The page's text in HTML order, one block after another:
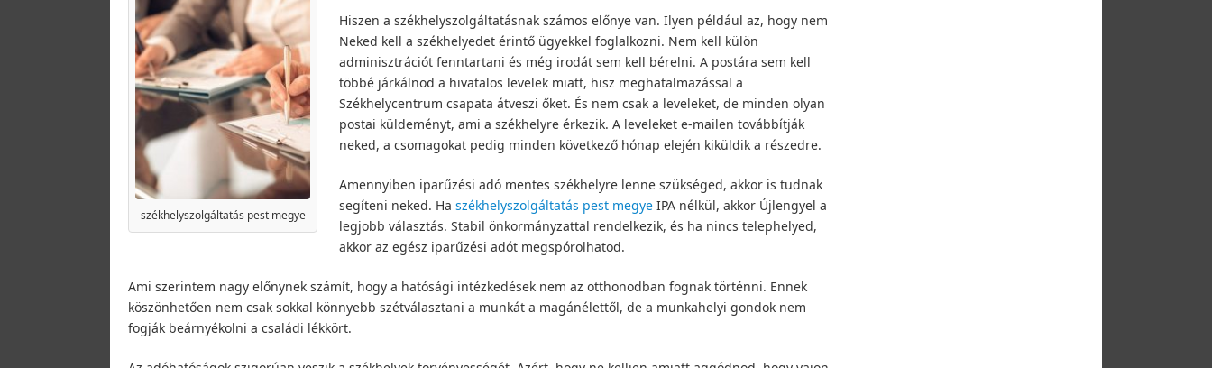
székhelyszolgáltatás pest megye
Hiszen a székhelyszolgáltatásnak számos előnye van. Ilyen például az, hogy nem
Neked kell a székhelyedet érintő ügyekkel foglalkozni. Nem kell külön
adminisztrációt fenntartani és még irodát sem kell bérelni. A postára sem kell
többé járkálnod a hivatalos levelek miatt, hisz meghatalmazással a
Székhelycentrum csapata átveszi őket. És nem csak a leveleket, de minden olyan
postai küldeményt, ami a székhelyre érkezik. A leveleket e-mailen továbbítják
neked, a csomagokat pedig minden következő hónap elején kiküldik a részedre.
Amennyiben iparűzési adó mentes székhelyre lenne szükséged, akkor is tudnak
segíteni neked. Ha székhelyszolgáltatás pest megye IPA nélkül, akkor Újlengyel a
legjobb választás. Stabil önkormányzattal rendelkezik, és ha nincs telephelyed,
akkor az egész iparűzési adót megspórolhatod.
Ami szerintem nagy előnynek számít, hogy a hatósági intézkedések nem az otthonodban fognak történni. Ennek
köszönhetően nem csak sokkal könnyebb szétválasztani a munkát a magánélettől, de a munkahelyi gondok nem
fogják beárnyékolni a családi lékkört.